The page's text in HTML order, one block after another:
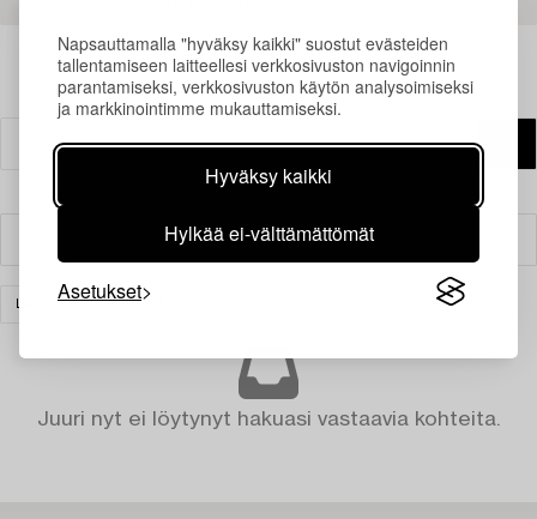
Napsauttamalla "hyväksy kaikki" suostut evästeiden
tallentamiseen laitteellesi verkkosivuston navigoinnin
parantamiseksi, verkkosivuston käytön analysoimiseksi
ja markkinointimme mukauttamiseksi.
Hyväksy kaikki
Hylkää ei-välttämättömät
Asetukset
Suodatin
TYHJENNÄ KAIKKI
Juuri nyt ei löytynyt hakuasi vastaavia kohteita.